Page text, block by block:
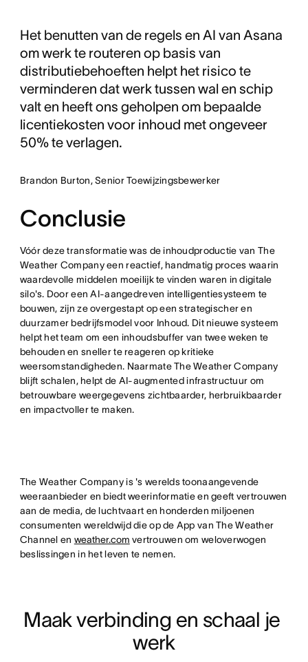
Het benutten van de regels en AI van Asana
om werk te routeren op basis van
distributiebehoeften helpt het risico te
verminderen dat werk tussen wal en schip
valt en heeft ons geholpen om bepaalde
licentiekosten voor inhoud met ongeveer
50% te verlagen.
Brandon Burton, Senior Toewijzingsbewerker
Conclusie
Vóór deze transformatie was de inhoudproductie van The
Weather Company een reactief, handmatig proces waarin
waardevolle middelen moeilijk te vinden waren in digitale
silo's. Door een AI-aangedreven intelligentiesysteem te
bouwen, zijn ze overgestapt op een strategischer en
duurzamer bedrijfsmodel voor Inhoud. Dit nieuwe systeem
helpt het team om een inhoudsbuffer van twee weken te
behouden en sneller te reageren op kritieke
weersomstandigheden. Naarmate The Weather Company
blijft schalen, helpt de AI-augmented infrastructuur om
betrouwbare weergegevens zichtbaarder, herbruikbaarder
en impactvoller te maken.
The Weather Company is 's werelds toonaangevende
weeraanbieder en biedt weerinformatie en geeft vertrouwen
aan de media, de luchtvaart en honderden miljoenen
consumenten wereldwijd die op de App van The Weather
Channel en weather.com vertrouwen om weloverwogen
beslissingen in het leven te nemen.
Maak verbinding en schaal je
werk